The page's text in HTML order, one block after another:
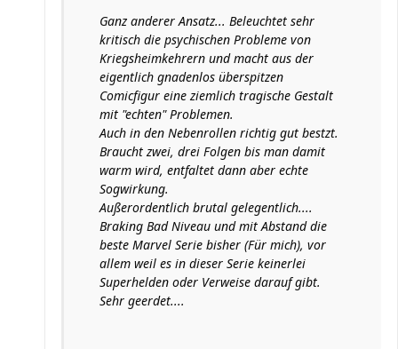
Ganz anderer Ansatz... Beleuchtet sehr
kritisch die psychischen Probleme von
Kriegsheimkehrern und macht aus der
eigentlich gnadenlos überspitzen
Comicfigur eine ziemlich tragische Gestalt
mit "echten" Problemen.
Auch in den Nebenrollen richtig gut bestzt.
Braucht zwei, drei Folgen bis man damit
warm wird, entfaltet dann aber echte
Sogwirkung.
Außerordentlich brutal gelegentlich....
Braking Bad Niveau und mit Abstand die
beste Marvel Serie bisher (Für mich), vor
allem weil es in dieser Serie keinerlei
Superhelden oder Verweise darauf gibt.
Sehr geerdet....